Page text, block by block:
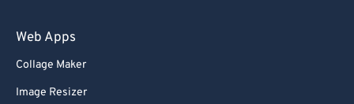
Web Apps
Collage Maker
Image Resizer